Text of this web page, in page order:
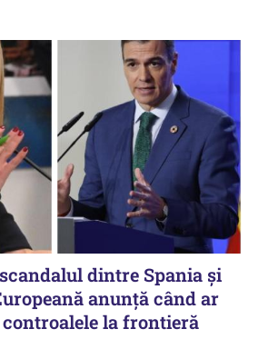
dintre Spania și
anunță când ar
la frontieră